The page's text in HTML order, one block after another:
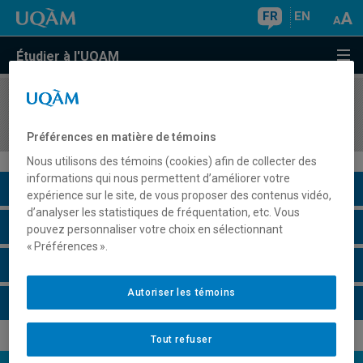
FR EN
Étudier à l'UQAM
COURS//
Description du cours
Horaire - Été 2026
Préférences en matière de témoins
Nous utilisons des témoins (cookies) afin de collecter des
informations qui nous permettent d’améliorer votre
expérience sur le site, de vous proposer des contenus vidéo,
d’analyser les statistiques de fréquentation, etc. Vous
pouvez personnaliser votre choix en sélectionnant
« Préférences ».
Tout refuser
Autoriser les témoins